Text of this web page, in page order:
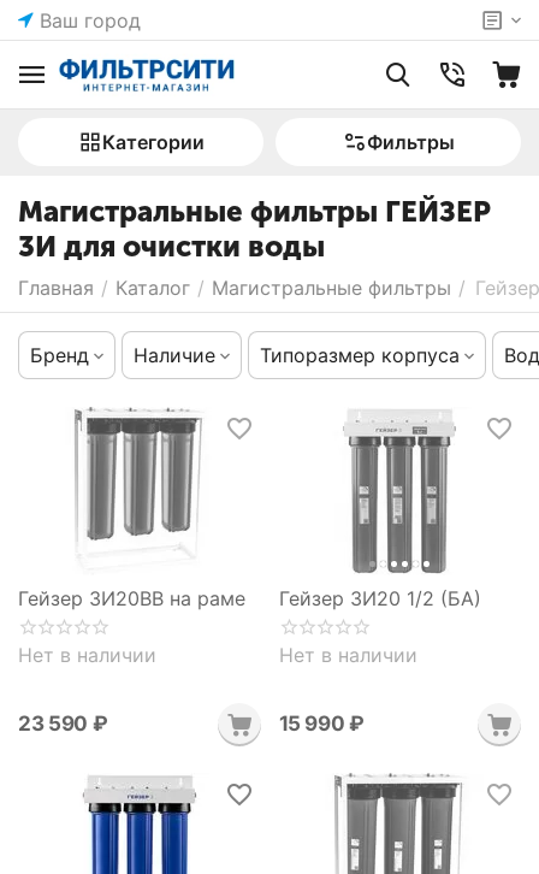
Ваш город
Категории Фильтры
Магистральные фильтры ГЕЙЗЕР
3И для очистки воды
Главная / Каталог / Магистральные фильтры /
Бренд Наличие Типоразмер корпуса
Гейзер 3И20BB на раме
Нет в наличии
23 590 ₽
Гейзер 3И20 1/2 (БА)
Нет в наличии
15 990 ₽